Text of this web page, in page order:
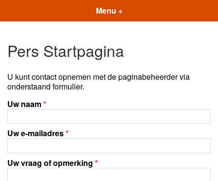
Menu +
Pers Startpagina
U kunt contact opnemen met de paginabeheerder via
onderstaand formulier.
Uw naam*
Uw e-mailadres*
Uw vraag of opmerking *